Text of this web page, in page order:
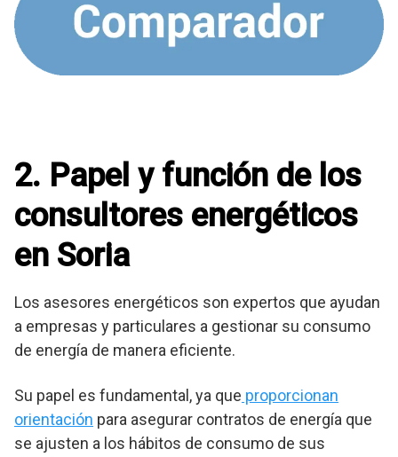
2. Papel y función de los
consultores energéticos
en Soria
Los asesores energéticos son expertos que ayudan
a empresas y particulares a gestionar su consumo
de energía de manera eficiente.
Su papel es fundamental, ya que proporcionan
orientación para asegurar contratos de energía que
se ajusten a los hábitos de consumo de sus